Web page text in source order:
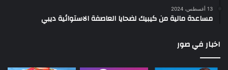
13 أغسطس، 2024
مساعدة مالية من كيبيك لضحايا العاصفة الاستوائية ديبي
اخبار في صور